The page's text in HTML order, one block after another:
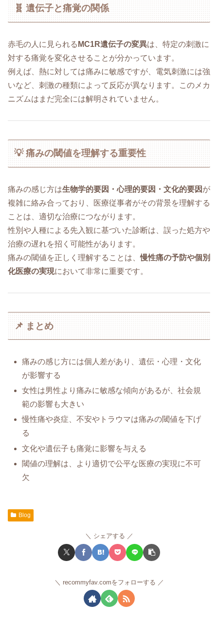
🧬 遺伝子と痛覚の関係
赤毛の人に見られる MC1R遺伝子の変異は、特定の刺激に
対する痛覚を変化させることが分かっています。
例えば、熱に対しては痛みに敏感ですが、電気刺激には強
いなど、刺激の種類によって反応が異なります。このメカ
ニズムはまだ完全には解明されていません。
💡 痛みの閾値を理解する重要性
痛みの感じ方は生物学的要因・心理的要因・文化的要因 が
複雑に絡み合っており、医療従事者がその背景を理解する
ことは、適切な治療につながります。
性別や人種による先入観に基づいた診断は、誤った処方や
治療の遅れを招く可能性があります。
痛みの閾値を正しく理解することは、慢性痛の予防や個別
化医療の実現において非常に重要です。
📌 まとめ
痛みの感じ方には個人差があり、遺伝・心理・文化
が影響する
女性は男性より痛みに敏感な傾向があるが、社会規
範の影響も大きい
慢性痛や炎症、不安やトラウマは痛みの閾値を下げ
る
文化や遺伝子も痛覚に影響を与える
閾値の理解は、より適切で公平な医療の実現に不可
欠
Blog
シェアする
recommyfav.comをフォローする